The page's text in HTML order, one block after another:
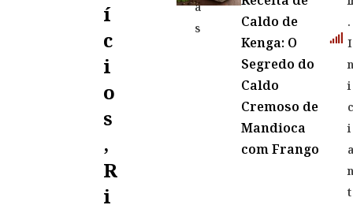
Í
C
I
O
S
,
R
I
á
s
Caldo de
Kenga: O
Segredo do
Caldo
Cremoso de
Mandioca
com Frango
.
I
i
i
t